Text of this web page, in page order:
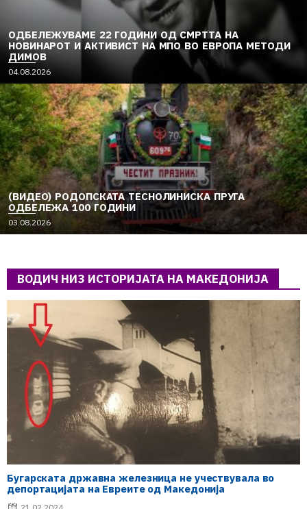
ОДБЕЛЕЖУВАМЕ 22 ГОДИНИ ОД СМРТТА НА
НОВИНАРОТ И АКТИВИСТ НА МПО ВО ЕВРОПА МЕТОДИ
ДИМОВ
04.08.2026
(ВИДЕО) РОДОПСКАТА ТЕСНОЛИНИСКА ПРУГА
ОДБЕЛЕЖА 100 ГОДИНИ
03.08.2026
ВОДИЧ НИЗ ИСТОРИЈАТА НА МАКЕДОНИЈА
Бугарската државна железница не учествувала во
депортацијата на Евреите од Македонија
21.02.2024